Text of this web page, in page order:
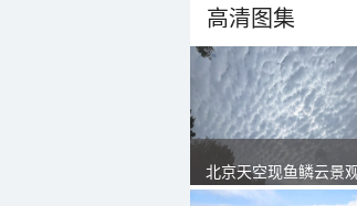
高清图集
北京天空现鱼鳞云景